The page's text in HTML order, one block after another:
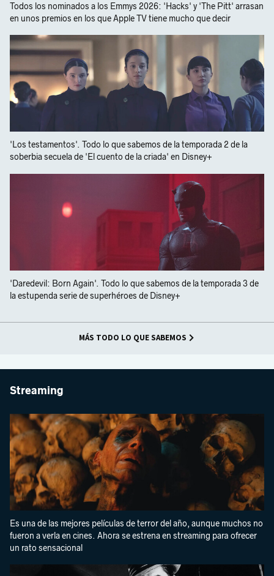
Todos los nominados a los Emmys 2026: 'Hacks' y 'The Pitt' arrasan
en unos premios en los que Apple TV tiene mucho que decir
'Los testamentos'. Todo lo que sabemos de la temporada 2 de la
soberbia secuela de 'El cuento de la criada' en Disney+
'Daredevil: Born Again'. Todo lo que sabemos de la temporada 3 de
la estupenda serie de superhéroes de Disney+
MÁS TODO LO QUE SABEMOS
Streaming
Es una de las mejores películas de terror del año, aunque muchos no
fueron a verla en cines. Ahora se estrena en streaming para ofrecer
un rato sensacional